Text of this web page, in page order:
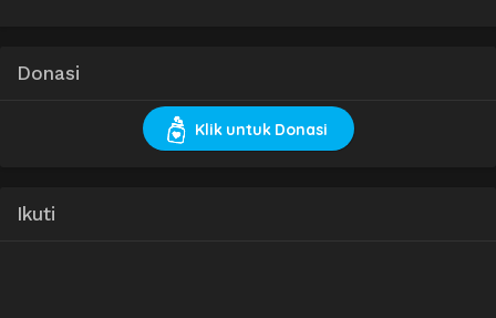
Donasi
Klik untuk Donasi
Ikuti